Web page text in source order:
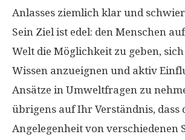
Anlasses ziemlich klar und
Sein Ziel ist edel: den Menschen
Welt die Möglichkeit zu geben,
Wissen anzueignen und aktiv
Ansätze in Umweltfragen zu
übrigens auf Ihr Verständnis, dass
Angelegenheit von verschiedenen